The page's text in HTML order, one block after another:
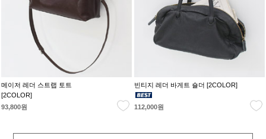
메이저 레더 스트랩 토트
[2COLOR]
93,800원
빈티지 레더 바게트 숄더 [2COLOR]
112,000원